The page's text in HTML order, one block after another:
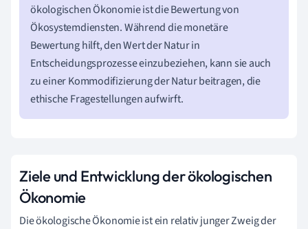
ökologischen Ökonomie ist die Bewertung von
Ökosystemdiensten. Während die monetäre
Bewertung hilft, den Wert der Natur in
Entscheidungsprozesse einzubeziehen, kann sie auch
zu einer Kommodifizierung der Natur beitragen, die
ethische Fragestellungen aufwirft.
Ziele und Entwicklung der ökologischen
Ökonomie
Die ökologische Ökonomie ist ein relativ junger Zweig der